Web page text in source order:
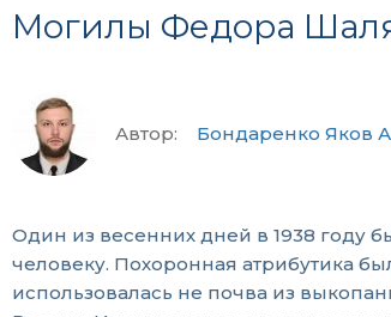
Могилы Федора
Автор: Бондаренко Яков
Один из весенних дней в 1938 году
человеку. Похоронная атрибутика
использовалась не почва из